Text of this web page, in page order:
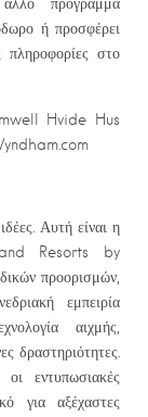
πρόγραμμα
ή προσφέρει
πληροφορίες στο
Hvide Hus
Αυτή είναι η
Resorts by
προορισμών,
εμπειρία
αιχμής,
δραστηριότητες.
εντυπωσιακές
για αξέχαστες